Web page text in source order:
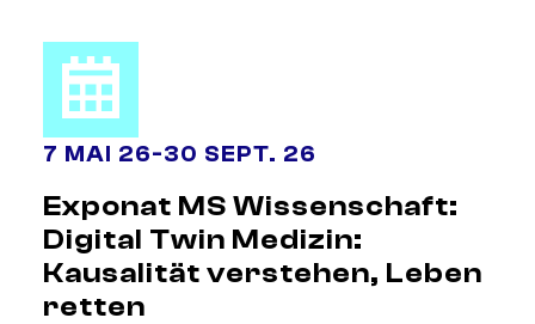
7 MAI 26-30 SEPT. 26
Exponat MS Wissenschaft:
Digital Twin Medizin:
Kausalität verstehen, Leben
retten